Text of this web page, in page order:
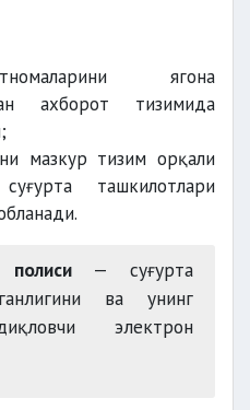
ягона
ахборот тизимида
мазкур тизим орқали
ташкилотлари
— суғурта
ва унинг
электрон